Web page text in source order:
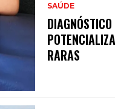
SAÚDE
RARAS